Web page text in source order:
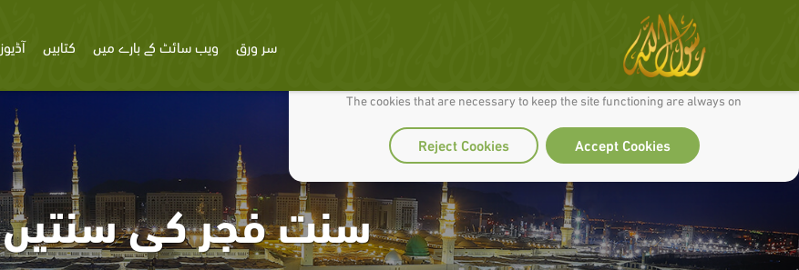
We use cookies to make our site work well for you and so we can continually improve it.
The cookies that are necessary to keep the site functioning are always on
Accept Cookies
Reject Cookies
سر ورق ویب سائٹ کے بارے میں کتابیں آڈیوز
سنت فجر کی سنتیں